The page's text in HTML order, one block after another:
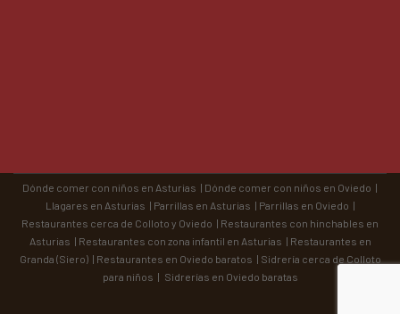
Dónde comer con niños en Asturias | Dónde comer con niños en Oviedo |
Llagares en Asturias | Parrillas en Asturias | Parrillas en Oviedo |
Restaurantes cerca de Colloto y Oviedo | Restaurantes con hinchables en
Asturias | Restaurantes con zona infantil en Asturias | Restaurantes en
Granda (Siero) | Restaurantes en Oviedo baratos | Sidrería cerca de Colloto
para niños | Sidrerías en Oviedo baratas